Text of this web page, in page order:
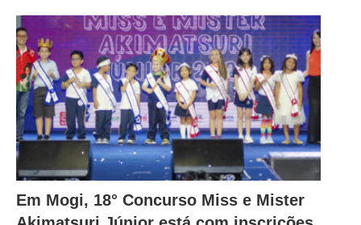
Em Mogi, 18° Concurso Miss e Mister